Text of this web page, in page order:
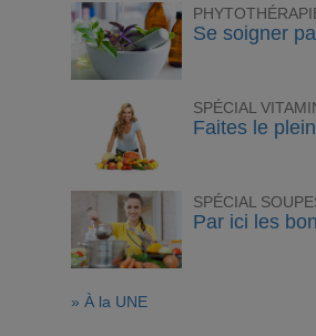
Se soigner
SPÉCIAL
Faites le
SPÉCIAL
Par ici les
» À la UNE